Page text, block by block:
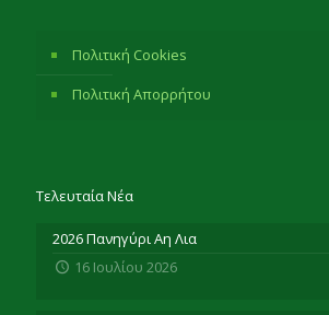
Πολιτική Cookies
Πολιτική Απορρήτου
Τελευταία Νέα
2026 Πανηγύρι Αη Λια
16 Ιουλίου 2026